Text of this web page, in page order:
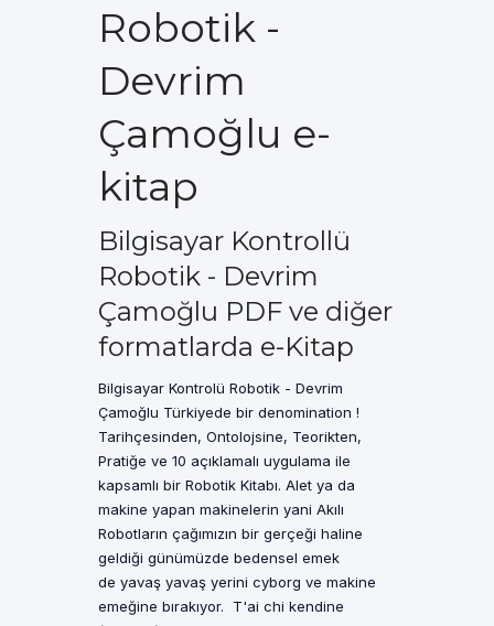
Robotik -
Devrim
Çamoğlu e-
kitap
Bilgisayar Kontrollü
Robotik - Devrim
Çamoğlu PDF ve diğer
formatlarda e-Kitap
Bilgisayar Kontrolü Robotik - Devrim
Çamoğlu Türkiyede bir denomination !
Tarihçesinden, Ontolojsine, Teorikten,
Pratiğe ve 10 açıklamalı uygulama ile
kapsamlı bir Robotik Kitabı. Alet ya da
makine yapan makinelerin yani Akılı
Robotların çağımızın bir gerçeği haline
geldiği günümüzde bedensel emek
de yavaş yavaş yerini cyborg ve makine
emeğine bırakıyor. T'ai chi kendine